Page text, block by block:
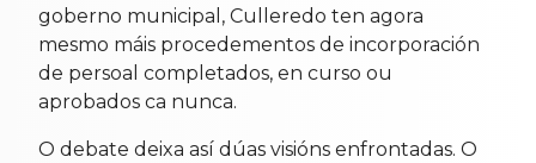
goberno municipal, Culleredo ten agora
mesmo máis procedementos de incorporación
de persoal completados, en curso ou
aprobados ca nunca.
O debate deixa así dúas visións enfrontadas. O